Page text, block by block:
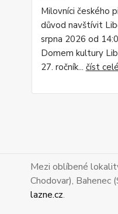
Milovníci českého
důvod navštívit
srpna 2026 od
Domem kultury
27. ročník... číst celé
Mezi oblíbené
Chodovar),
lazne.cz.